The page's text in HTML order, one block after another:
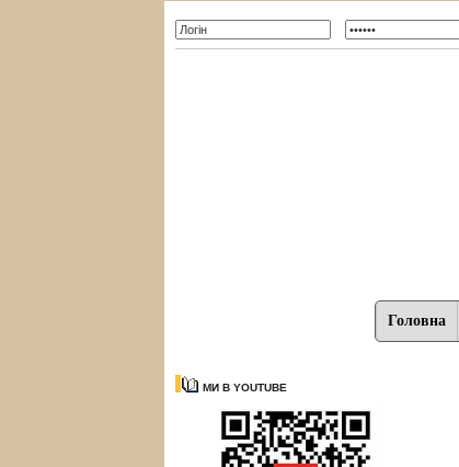
Головна
МИ В YOUTUBE